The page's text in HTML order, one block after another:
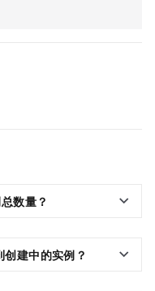
数量？
建中的实例？